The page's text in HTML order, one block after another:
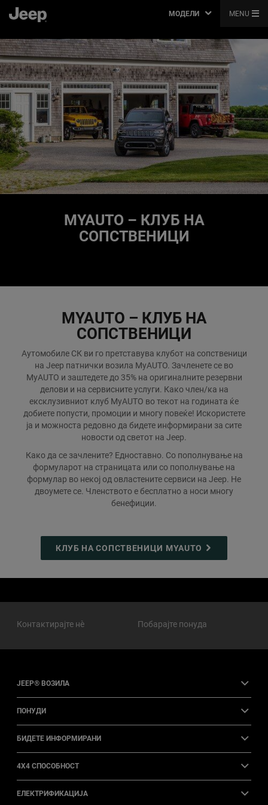
МОДЕЛИ MENU
MYAUTO – КЛУБ НА
СОПСТВЕНИЦИ
MYAUTO – КЛУБ НА
СОПСТВЕНИЦИ
Аутомобиле СК ви го претставува клубот на сопственици
на Јeep патнички возила MyAUTO. Зачленете се во
MyAUTO и заштедете до 35% на оригиналните резервни
делови и на сервисните услуги. Како член/ка на
ексклузивниот клуб MyAUTO во текот на годината ќе
добиете попусти, промоции и многу повеќе! Искористете
ја и можноста редовно да бидете информирани за сите
новости од светот на Jeep.
Како да се зачлените? Едноставно. Со пополнување на
формуларот на страницата или со пополнување на
формулар во некој од овластените сервиси на Jeep. Не
двоумете се. Членството е бесплатно а носи многу
бенефиции.
КЛУБ НА СОПСТВЕНИЦИ MYAUTO
Контактирајте нѐ Побарајте понуда
JEEP® ВОЗИЛА
ПОНУДИ
БИДЕТЕ ИНФОРМИРАНИ
4X4 СПОСОБНОСТ
ЕЛЕКТРИФИКАЦИЈА